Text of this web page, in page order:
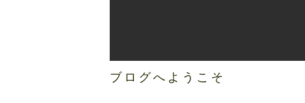
ブログへようこそ